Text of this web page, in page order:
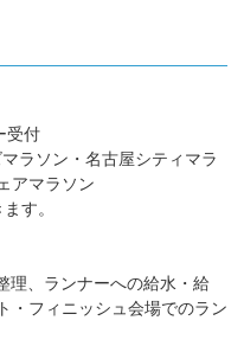
受付
ラソン・名古屋シティマラ
アマラソン
す。
理、ランナーへの給水・給
・フィニッシュ会場でのラン